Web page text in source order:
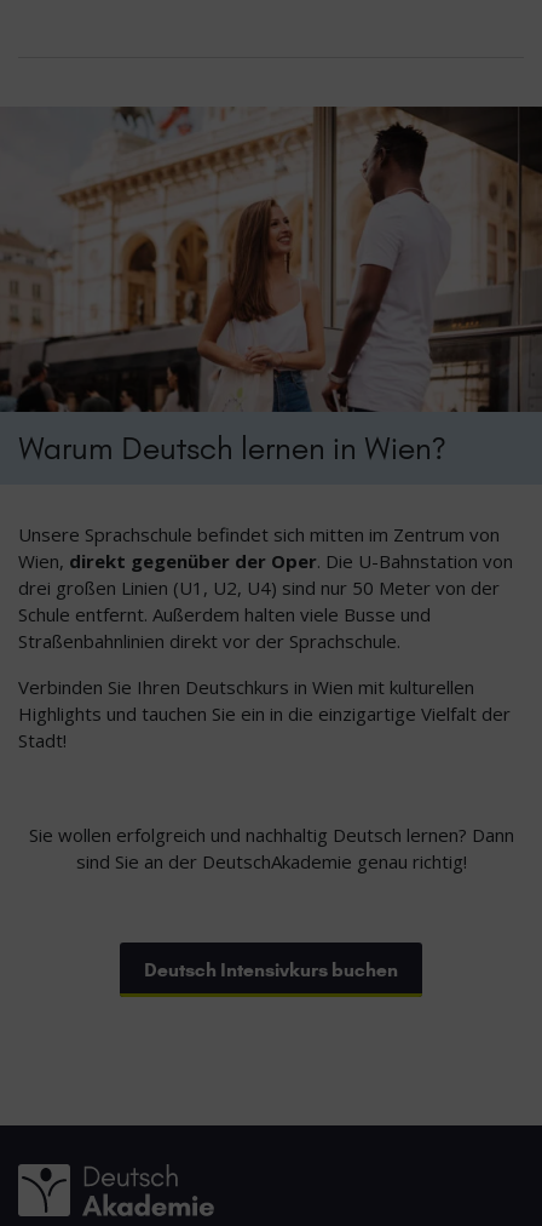
Warum Deutsch lernen in Wien?
Unsere Sprachschule befindet sich mitten im Zentrum von
Wien, direkt gegenüber der Oper. Die U-Bahnstation von
drei großen Linien (U1, U2, U4) sind nur 50 Meter von der
Schule entfernt. Außerdem halten viele Busse und
Straßenbahnlinien direkt vor der Sprachschule.
Verbinden Sie Ihren Deutschkurs in Wien mit kulturellen
Highlights und tauchen Sie ein in die einzigartige Vielfalt der
Stadt!
Sie wollen erfolgreich und nachhaltig Deutsch lernen? Dann
sind Sie an der DeutschAkademie genau richtig!
Deutsch Intensivkurs buchen